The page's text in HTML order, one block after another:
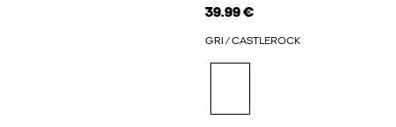
39.99 €
GRI / CASTLEROCK